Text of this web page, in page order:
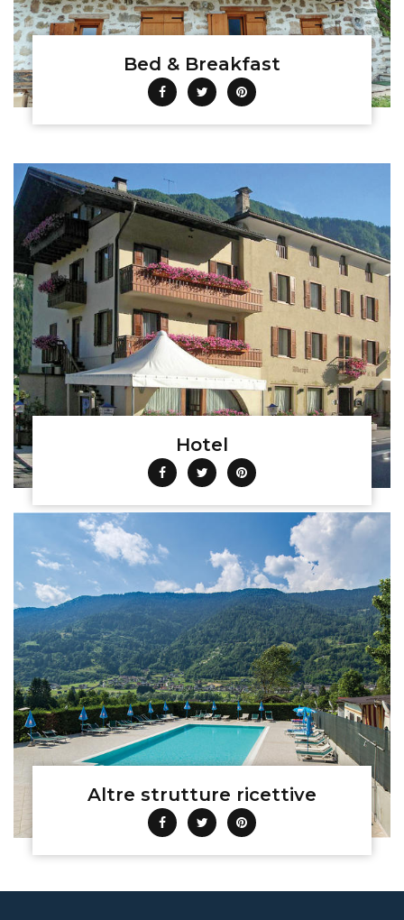
Bed & Breakfast
Hotel
Altre strutture ricettive